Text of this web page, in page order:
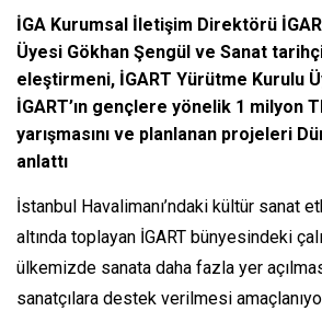
İGA Kurumsal İletişim Direktörü
Üyesi Gökhan Şengül ve Sanat
eleştirmeni, İGART Yürütme Kurulu
İGART’ın gençlere yönelik 1 milyon
yarışmasını ve planlanan projeleri
anlattı
İstanbul Havalimanı’ndaki kültür sanat
altında toplayan İGART bünyesindeki
ülkemizde sanata daha fazla yer
sanatçılara destek verilmesi amaçlanıyor.